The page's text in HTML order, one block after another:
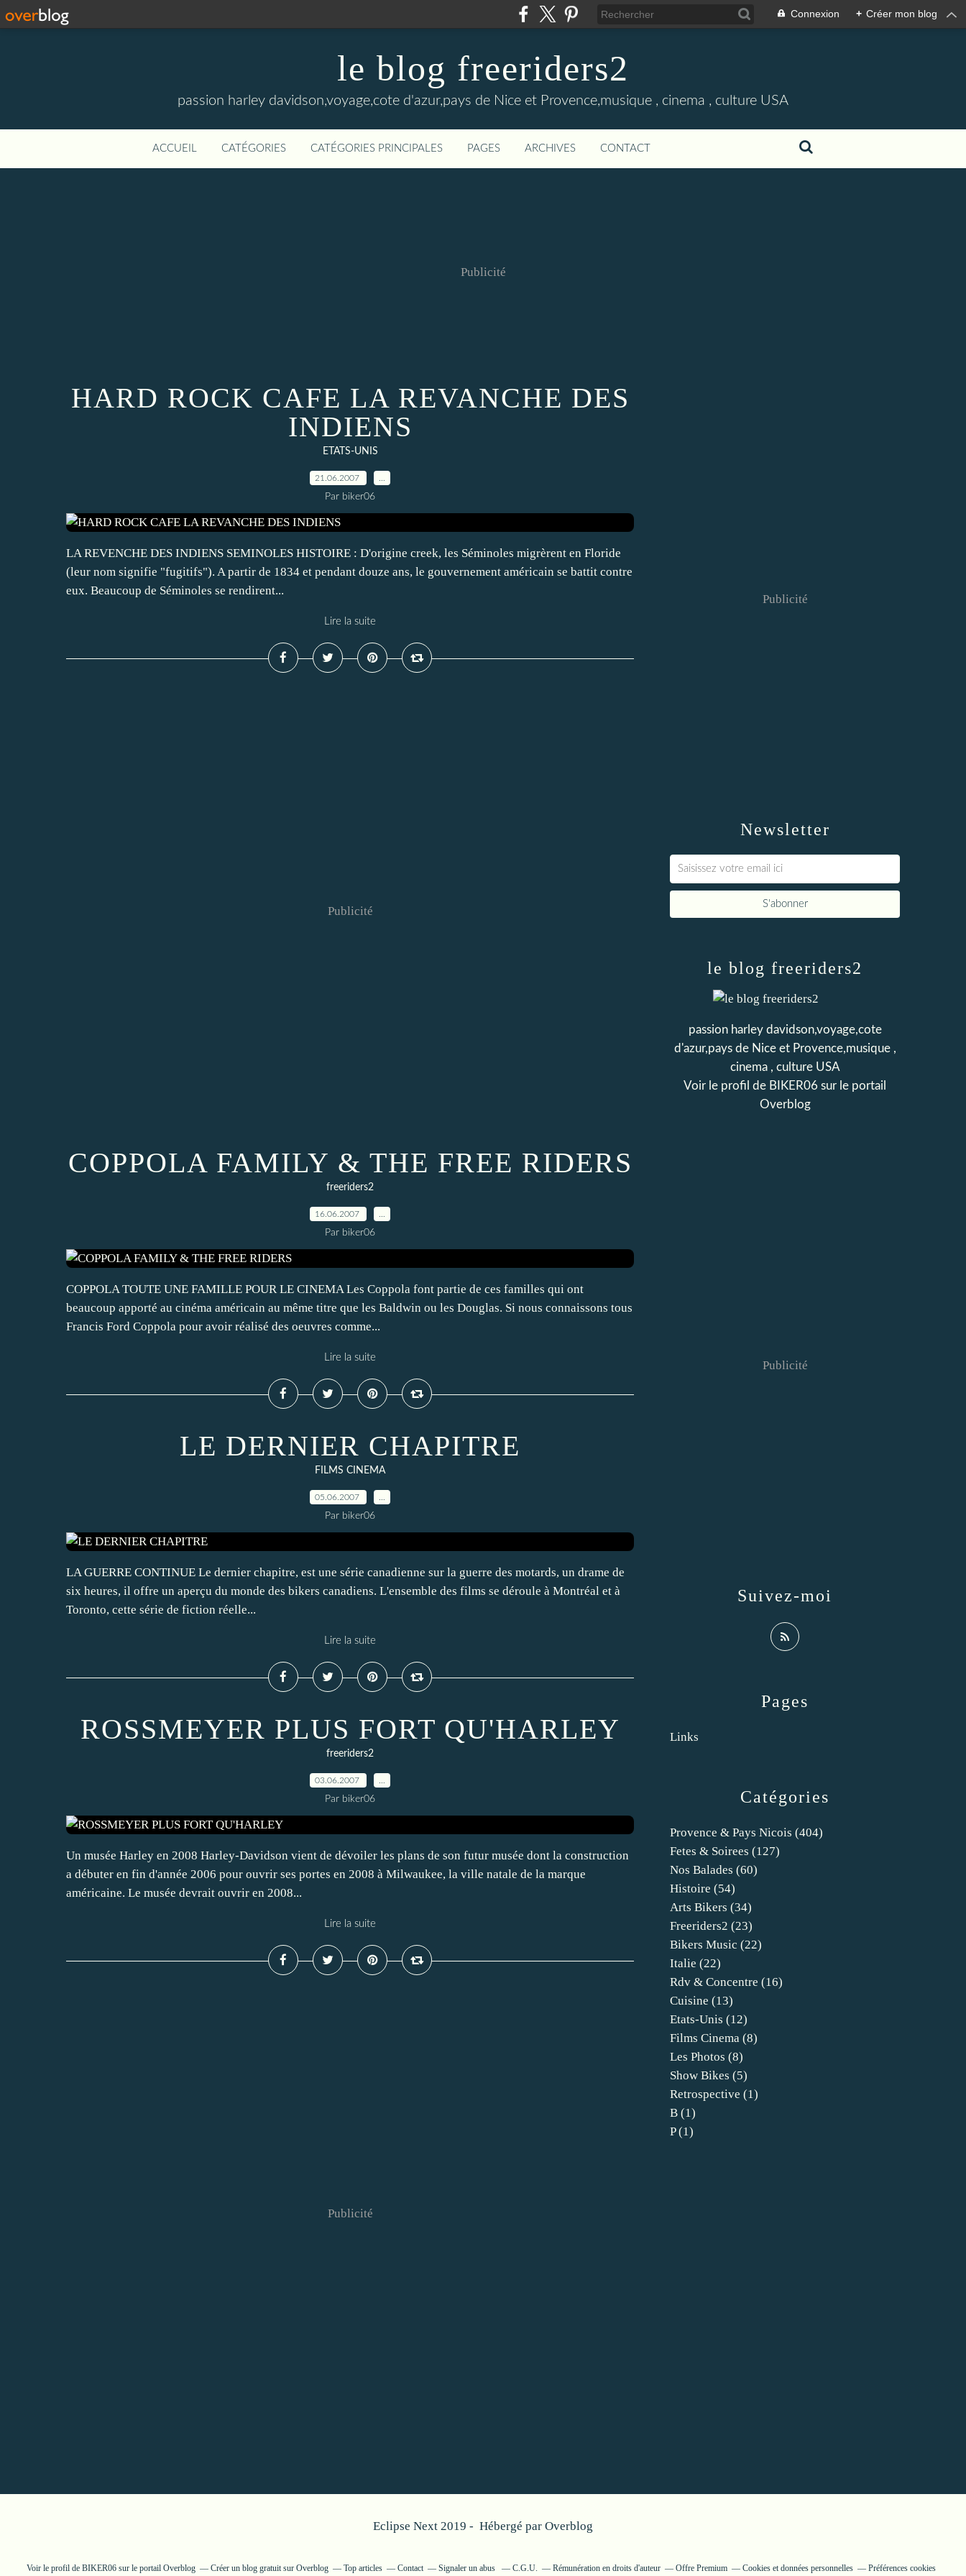
Connexion + Créer mon blog
le blog freeriders2
passion harley davidson,voyage,cote d'azur,pays de Nice et Provence,musique , cinema , culture USA
ACCUEIL CATÉGORIES CATÉGORIES PRINCIPALES PAGES ARCHIVES CONTACT
Publicité
HARD ROCK CAFE LA REVANCHE DES
INDIENS
ETATS-UNIS
21.06.2007
Par biker06
LA REVENCHE DES INDIENS SEMINOLES HISTOIRE : D'origine creek, les Séminoles migrèrent en Floride
(leur nom signifie "fugitifs"). A partir de 1834 et pendant douze ans, le gouvernement américain se battit contre
eux. Beaucoup de Séminoles se rendirent...
Lire la suite
Publicité
COPPOLA FAMILY & THE FREE RIDERS
freeriders2
16.06.2007
Par biker06
COPPOLA TOUTE UNE FAMILLE POUR LE CINEMA Les Coppola font partie de ces familles qui ont
beaucoup apporté au cinéma américain au même titre que les Baldwin ou les Douglas. Si nous connaissons tous
Francis Ford Coppola pour avoir réalisé des oeuvres comme...
Lire la suite
LE DERNIER CHAPITRE
FILMS CINEMA
05.06.2007
Par biker06
LA GUERRE CONTINUE Le dernier chapitre, est une série canadienne sur la guerre des motards, un drame de
six heures, il offre un aperçu du monde des bikers canadiens. L'ensemble des films se déroule à Montréal et à
Toronto, cette série de fiction réelle...
Lire la suite
ROSSMEYER PLUS FORT QU'HARLEY
freeriders2
03.06.2007
Par biker06
Un musée Harley en 2008 Harley-Davidson vient de dévoiler les plans de son futur musée dont la construction
a débuter en fin d'année 2006 pour ouvrir ses portes en 2008 à Milwaukee, la ville natale de la marque
américaine. Le musée devrait ouvrir en 2008...
Lire la suite
Publicité
Newsletter
Publicité
Catégories
Provence & Pays Nicois (404)
Fetes & Soirees (127)
Nos Balades (60)
Histoire (54)
Arts Bikers (34)
Freeriders2 (23)
Bikers Music (22)
Italie (22)
Rdv & Concentre (16)
Cuisine (13)
Etats-Unis (12)
Films Cinema (8)
Les Photos (8)
Show Bikes (5)
Retrospective (1)
B (1)
P(1)
Pages
Links
le blog freeriders2
passion harley davidson,voyage,cote
d'azur,pays de Nice et Provence,musique ,
cinema , culture USA
Voir le profil de BIKER06 sur le portail
Overblog
Suivez-moi
Publicité
Eclipse Next 2019 - Hébergé par Overblog
Voir le profil de BIKER06sur le portail Overblog Créer un blog gratuit sur Overblog Top articles Contact Signaler un abus C.G.U. Rémunération en droits d'auteur Offre Premium Cookies et données personnelles Préférences cookies